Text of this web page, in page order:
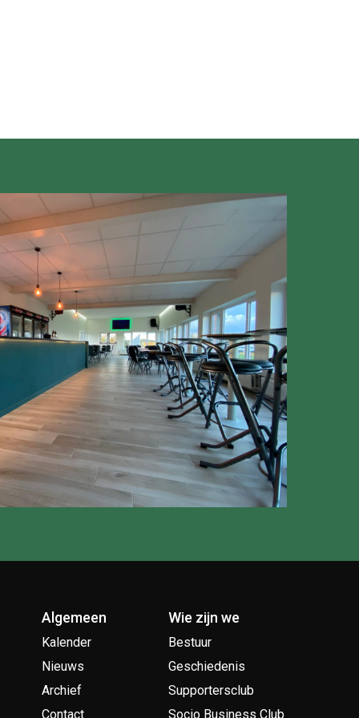
Algemeen
Kalender
Nieuws
Archief
Contact
Wie zijn we
Bestuur
Geschiedenis
Supportersclub
Socio Business Club